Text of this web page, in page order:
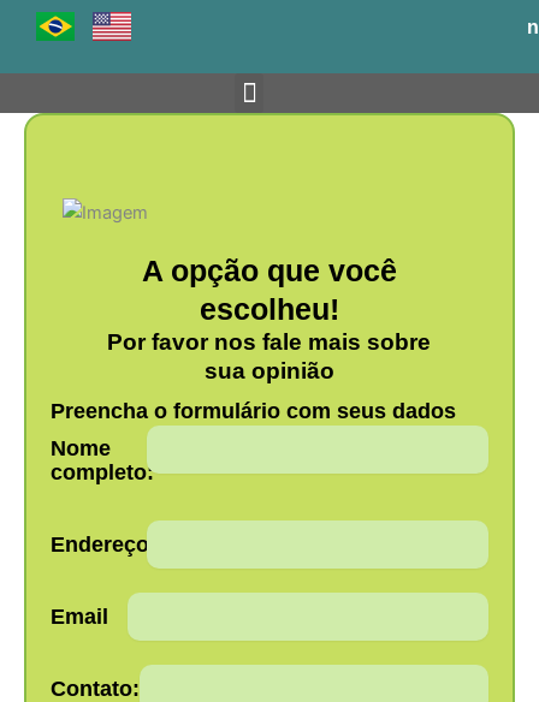
o
A opção que você
escolheu!
Por favor nos fale mais sobre
sua opinião
Preencha o formulário com seus dados
Nome
completo:
Endereço:
Email
Contato: